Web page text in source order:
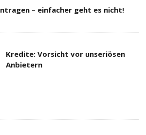
– einfacher geht es nicht!
Kredite: Vorsicht vor unseriösen
Anbietern